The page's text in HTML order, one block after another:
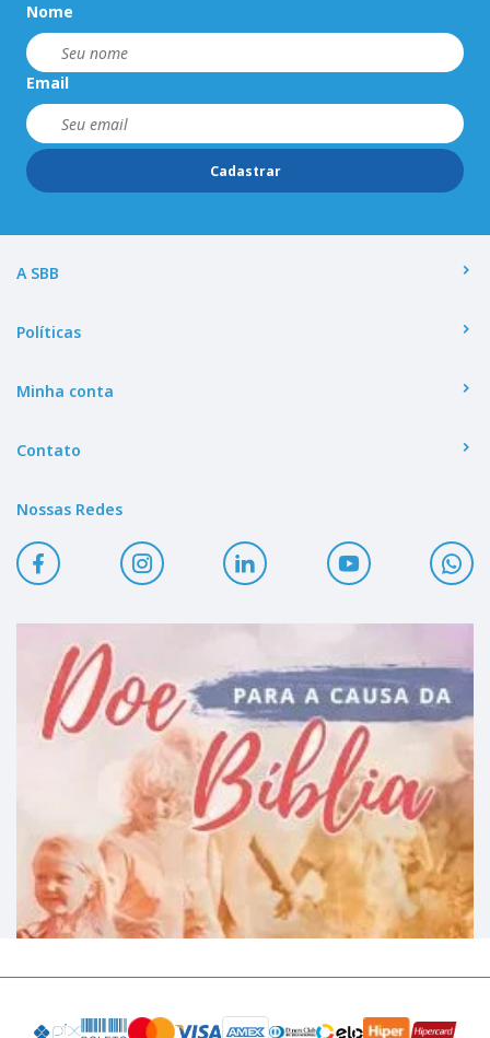
Nome
Email
Cadastrar
A SBB
Políticas
Minha conta
Contato
Nossas Redes